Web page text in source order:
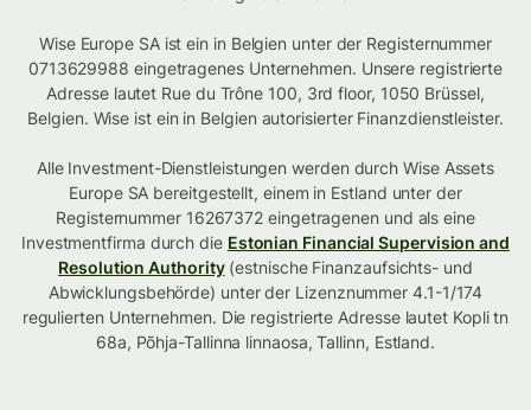
Wise Europe SA ist ein in Belgien unter der Registernummer
0713629988 eingetragenes Unternehmen. Unsere registrierte
Adresse lautet Rue du Trône 100, 3rd floor, 1050 Brüssel,
Belgien. Wise ist ein in Belgien autorisierter Finanzdienstleister.
Alle Investment-Dienstleistungen werden durch Wise Assets
Europe SA bereitgestellt, einem in Estland unter der
Registernummer 16267372 eingetragenen und als eine
Investmentfirma durch die Estonian Financial Supervision and
Resolution Authority(estnische Finanzaufsichts- und
Abwicklungsbehörde) unter der Lizenznummer 4.1-1/174
regulierten Unternehmen. Die registrierte Adresse lautet Kopli tn
68a, Põhja-Tallinna linnaosa, Tallinn, Estland.